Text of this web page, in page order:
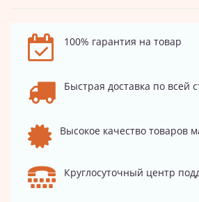
100% гарантия на товар
Быстрая доставка по всей
Высокое качество товаров
Круглосуточный центр